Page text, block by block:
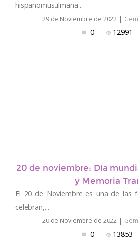
hispanomusulmana...
29 de Noviembre de 2022 |
0 12991
20 de noviembre: Día
y Memoria
El 20 de Noviembre es una de las
celebran,...
20 de Noviembre de 2022 |
0 13853